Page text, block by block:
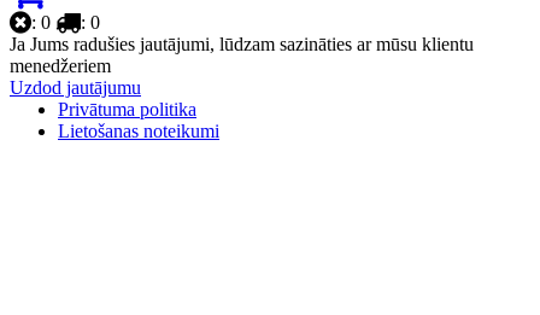
: 0
: 0
Ja Jums radušies jautājumi, lūdzam sazināties ar mūsu klientu
menedžeriem
Uzdod jautājumu
Privātuma politika
Lietošanas noteikumi